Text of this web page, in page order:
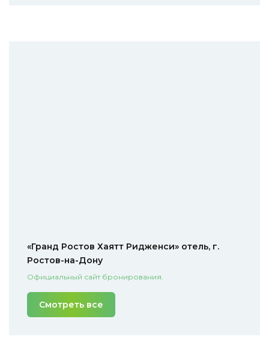
«Гранд Ростов Хаятт Ридженси» отель, г.
Ростов-на-Дону
Официальный сайт бронирования.
Смотреть все